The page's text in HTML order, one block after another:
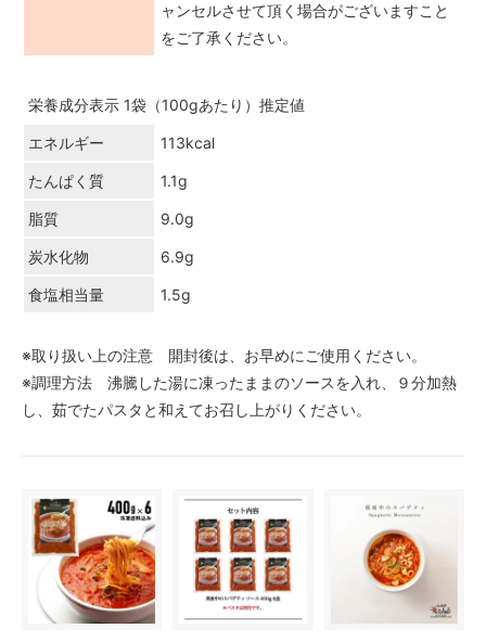
ャンセルさせて頂く場合がございますこと
をご了承ください。
栄養成分表示 1袋（100gあたり）推定値
エネルギー 113kcal
たんぱく質 1.1g
脂質 9.0g
炭水化物 6.9g
食塩相当量 1.5g
※取り扱い上の注意 開封後は、お早めにご使用ください。
※調理方法 沸騰した湯に凍ったままのソースを入れ、９分加熱
し、茹でたパスタと和えてお召し上がりください。